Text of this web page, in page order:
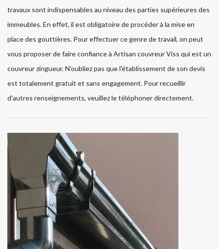
travaux sont indispensables au niveau des parties supérieures des
immeubles. En effet, il est obligatoire de procéder à la mise en
place des gouttières. Pour effectuer ce genre de travail, on peut
vous proposer de faire confiance à Artisan couvreur Viss qui est un
couvreur zingueur. N'oubliez pas que l'établissement de son devis
est totalement gratuit et sans engagement. Pour recueillir
d'autres renseignements, veuillez le téléphoner directement.